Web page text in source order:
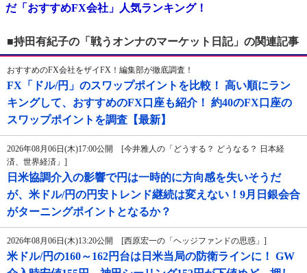
だ「おすすめFX会社」人気ランキング！
■持田有紀子の「戦うオンナのマーケット日記」の関連記事
おすすめのFX会社をザイFX！編集部が徹底調査！
FX「ドル/円」のスワップポイントを比較！ 高い順にラン
キングして、おすすめのFX口座も紹介！ 約40のFX口座の
スワップポイントを調査【最新】
2026年08月06日(木)17:00公開 [今井雅人の「どうする？ どうなる？ 日本経
済、世界経済」]
日米協調介入の影響で円は一時的に方向感を失いそうだ
が、米ドル/円の円安トレンド継続は変えない！9月日銀会合
がターニングポイントとなるか？
2026年08月06日(木)13:20公開 [西原宏一の「ヘッジファンドの思惑」]
米ドル/円の160～162円台は日米当局の防衛ラインに！ GW